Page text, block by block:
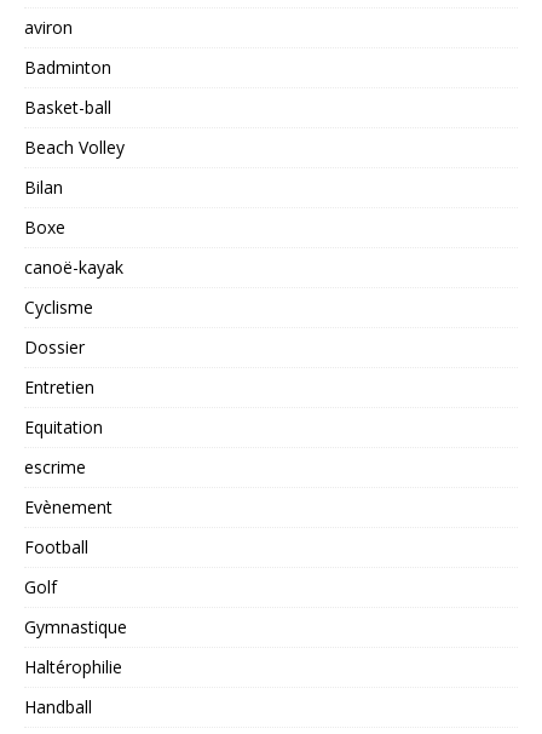
aviron
Badminton
Basket-ball
Beach Volley
Bilan
Boxe
canoë-kayak
Cyclisme
Dossier
Entretien
Equitation
escrime
Evènement
Football
Golf
Gymnastique
Haltérophilie
Handball